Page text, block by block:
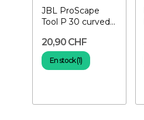
JBL ProScape
Tool P 30 curved -
20,90 CHF
En stock (1)